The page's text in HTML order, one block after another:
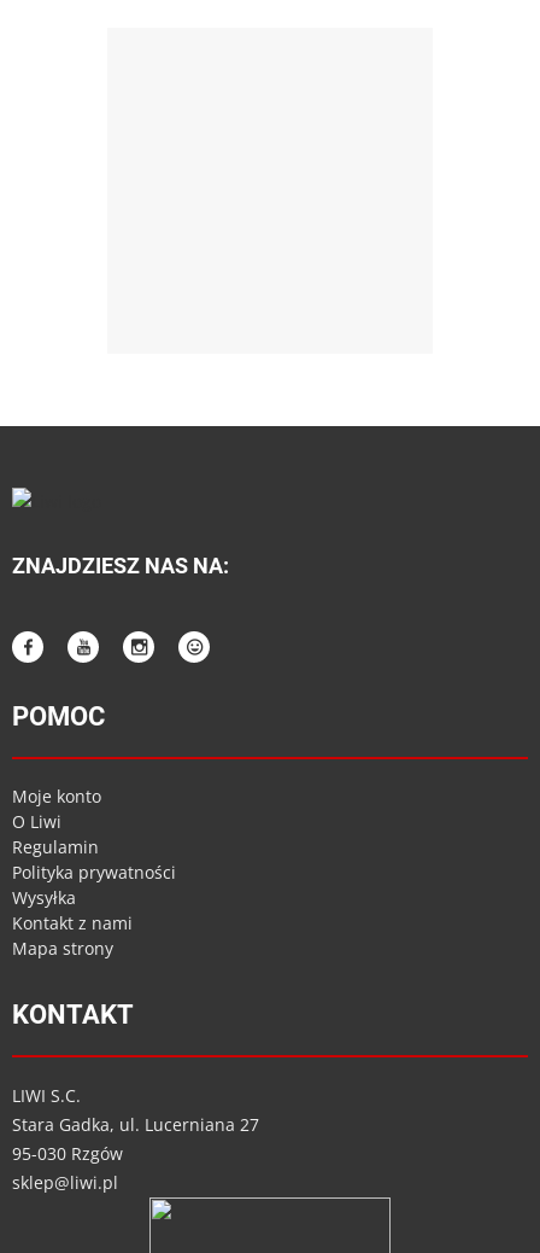
ZNAJDZIESZ NAS NA:
POMOC
Moje konto
O Liwi
Regulamin
Polityka prywatności
Wysyłka
Kontakt z nami
Mapa strony
KONTAKT
LIWI S.C.
Stara Gadka, ul. Lucerniana 27
95-030 Rzgów
sklep@liwi.pl